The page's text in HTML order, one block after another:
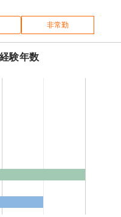
非常勤
験年数